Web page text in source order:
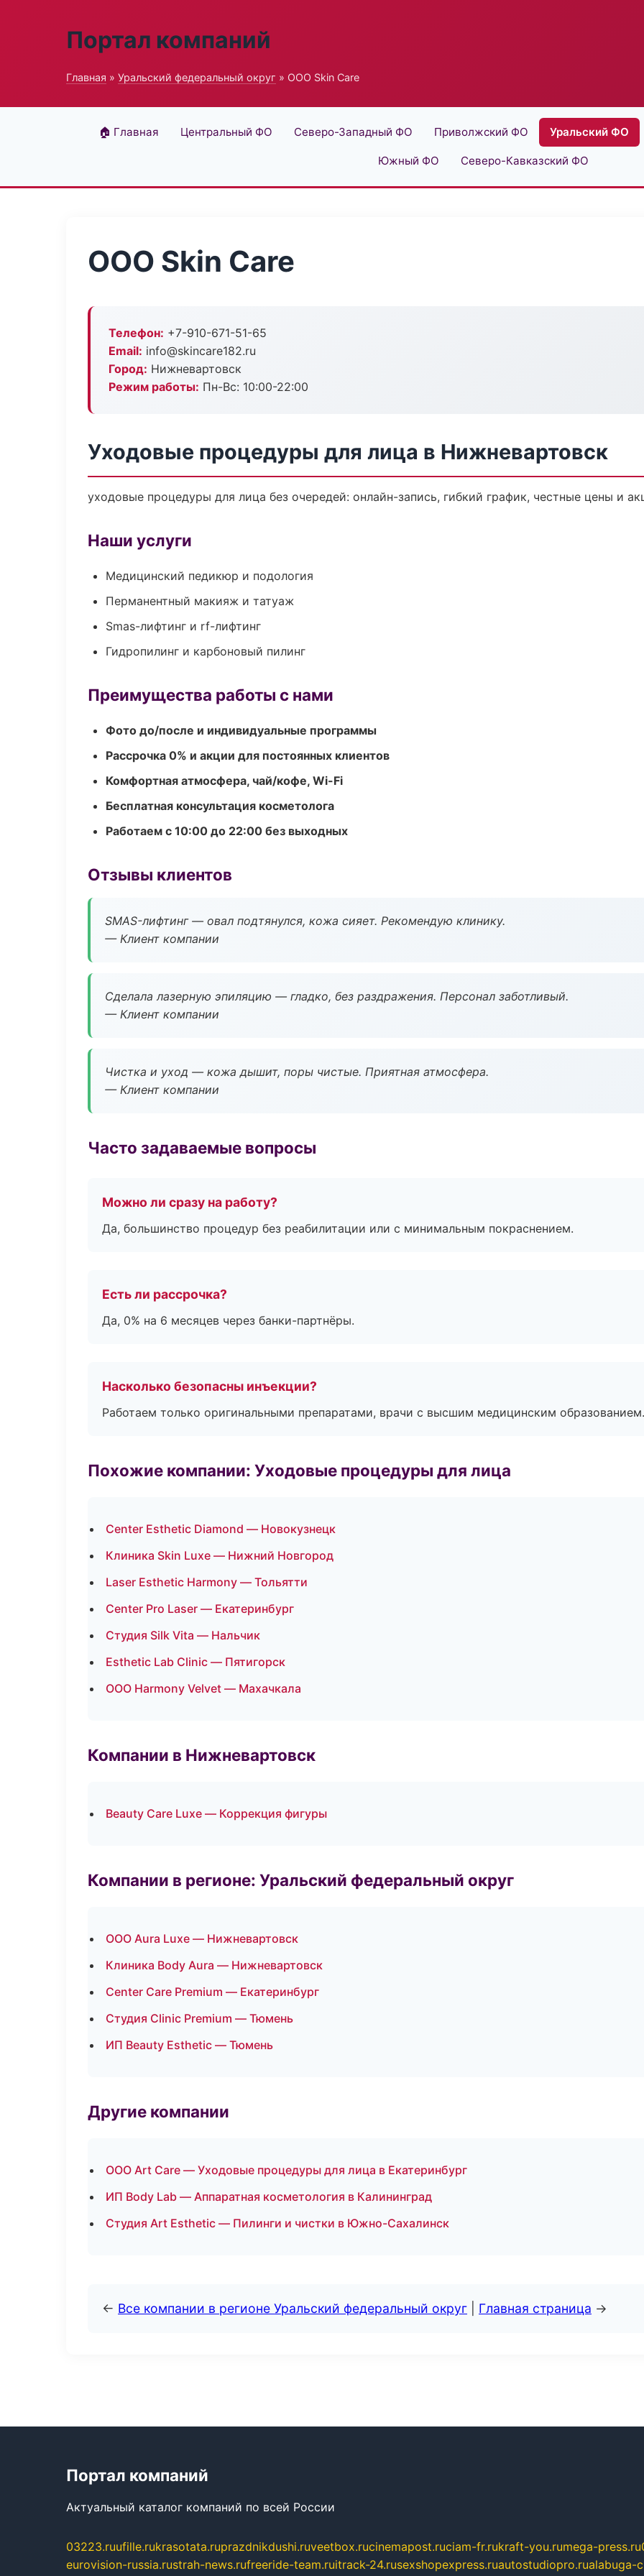
Портал компаний
Главная » Уральский федеральный округ » ООО Skin Care
🏠 Главная Центральный ФО Северо-Западный ФО Приволжский ФО Уральский ФО
Южный ФО Северо-Кавказский ФО
ООО Skin Care
Телефон: +7-910-671-51-65
Email: info@skincare182.ru
Город: Нижневартовск
Режим работы: Пн-Вс: 10:00-22:00
Уходовые процедуры для лица в Нижневартовск
уходовые процедуры для лица без очередей: онлайн-запись, гибкий график, честные цены и
Наши услуги
Медицинский педикюр и подология
Перманентный макияж и татуаж
Smas-лифтинг и rf-лифтинг
Гидропилинг и карбоновый пилинг
Преимущества работы с нами
Фото до/после и индивидуальные программы
Рассрочка 0% и акции для постоянных клиентов
Комфортная атмосфера, чай/кофе, Wi-Fi
Бесплатная консультация косметолога
Работаем с 10:00 до 22:00 без выходных
Отзывы клиентов
SMAS-лифтинг — овал подтянулся, кожа сияет. Рекомендую клинику.
— Клиент компании
Сделала лазерную эпиляцию — гладко, без раздражения. Персонал заботливый.
— Клиент компании
Чистка и уход — кожа дышит, поры чистые. Приятная атмосфера.
— Клиент компании
Часто задаваемые вопросы
Можно ли сразу на работу?
Да, большинство процедур без реабилитации или с минимальным покраснением.
Есть ли рассрочка?
Да, 0% на 6 месяцев через банки-партнёры.
Насколько безопасны инъекции?
Работаем только оригинальными препаратами, врачи с высшим медицинским образованием.
Похожие компании: Уходовые процедуры для лица
Center Esthetic Diamond — Новокузнецк
Клиника Skin Luxe — Нижний Новгород
Laser Esthetic Harmony — Тольятти
Center Pro Laser — Екатеринбург
Студия Silk Vita — Нальчик
Esthetic Lab Clinic — Пятигорск
ООО Harmony Velvet — Махачкала
Компании в Нижневартовск
Beauty Care Luxe — Коррекция фигуры
Компании в регионе: Уральский федеральный округ
ООО Aura Luxe — Нижневартовск
Клиника Body Aura — Нижневартовск
Center Care Premium — Екатеринбург
Студия Clinic Premium — Тюмень
ИП Beauty Esthetic — Тюмень
Другие компании
ООО Art Care — Уходовые процедуры для лица в Екатеринбург
ИП Body Lab — Аппаратная косметология в Калининград
Студия Art Esthetic — Пилинги и чистки в Южно-Сахалинск
← Все компании в регионе Уральский федеральный округ Главная страница →
Портал компаний
Актуальный каталог компаний по всей России
03223.ruufille.rukrasotata.ruprazdnikdushi.ruveetbox.rucinemapost.ruciam-fr.rukraft-you.rumega-press.ru
eurovision-russia.rustrah-news.rufreeride-team.ruitrack-24.rusexshopexpress.ruautostudiopro.rualabuga-